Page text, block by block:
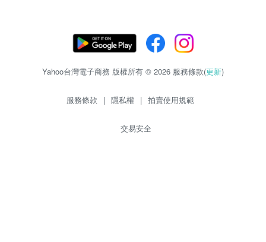
Yahoo台灣電子商務 版權所有 © 2026 服務條款(更新)
服務條款 | 隱私權 | 拍賣使用規範
交易安全